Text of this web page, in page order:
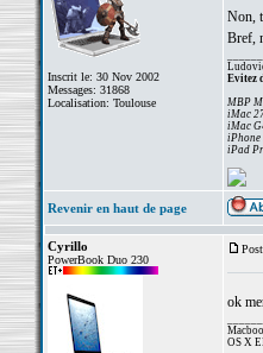
Inscrit le: 30 Nov 2002
Messages: 31868
Localisation: Toulouse
Non,
Bref,
Evitez
MBP
iMac
iMac
iPhone
iPad
Revenir en haut de page
Cyrillo
PowerBook Duo 230
ok
OS X